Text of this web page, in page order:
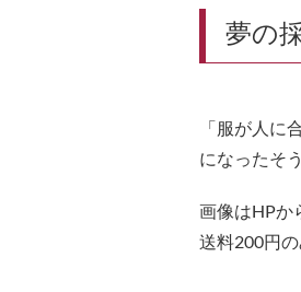
夢の
「服が人に
になったそう
画像はHPか
送料200円の